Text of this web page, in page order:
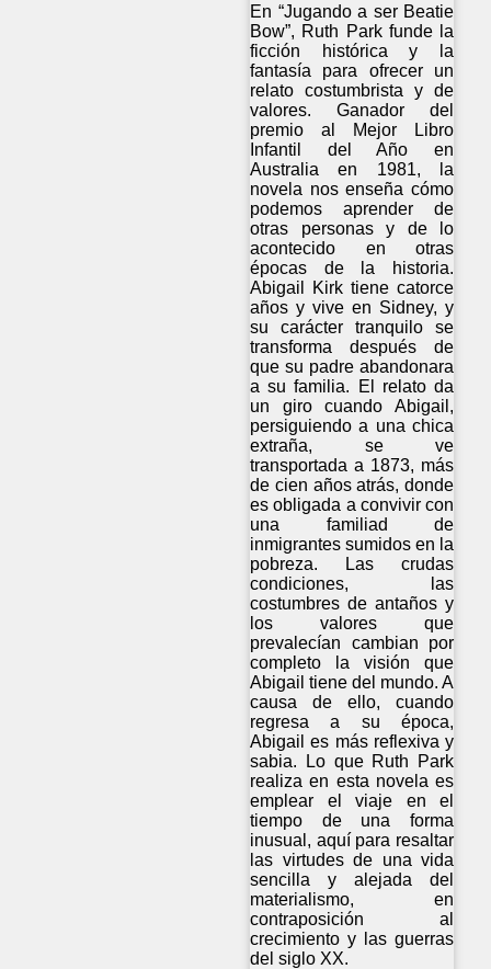
En “Jugando a ser Beatie
Bow”, Ruth Park funde la
ficción histórica y la
fantasía para ofrecer un
relato costumbrista y de
valores. Ganador del
premio al Mejor Libro
Infantil del Año en
Australia en 1981, la
novela nos enseña cómo
podemos aprender de
otras personas y de lo
acontecido en otras
épocas de la historia.
Abigail Kirk tiene catorce
años y vive en Sidney, y
su carácter tranquilo se
transforma después de
que su padre abandonara
a su familia. El relato da
un giro cuando Abigail,
persiguiendo a una chica
extraña, se ve
transportada a 1873, más
de cien años atrás, donde
es obligada a convivir con
una familiad de
inmigrantes sumidos en la
pobreza. Las crudas
condiciones, las
costumbres de antaños y
los valores que
prevalecían cambian por
completo la visión que
Abigail tiene del mundo. A
causa de ello, cuando
regresa a su época,
Abigail es más reflexiva y
sabia. Lo que Ruth Park
realiza en esta novela es
emplear el viaje en el
tiempo de una forma
inusual, aquí para resaltar
las virtudes de una vida
sencilla y alejada del
materialismo, en
contraposición al
crecimiento y las guerras
del siglo XX.